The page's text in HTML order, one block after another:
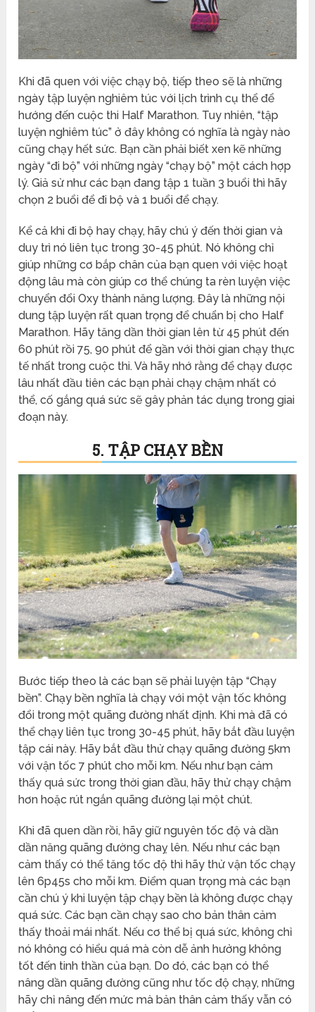
Khi đã quen với việc chạy bộ, tiếp theo sẽ là những
ngày tập luyện nghiêm túc với lịch trình cụ thể để
hướng đến cuộc thi Half Marathon. Tuy nhiên, “tập
luyện nghiêm túc” ở đây không có nghĩa là ngày nào
cũng chạy hết sức. Bạn cần phải biết xen kẽ những
ngày “đi bộ” với những ngày “chạy bộ” một cách hợp
lý. Giả sử như các bạn đang tập 1 tuần 3 buổi thì hãy
chọn 2 buổi để đi bộ và 1 buổi để chạy.
Kể cả khi đi bộ hay chạy, hãy chú ý đến thời gian và
duy trì nó liên tục trong 30-45 phút. Nó không chỉ
giúp những cơ bắp chân của bạn quen với việc hoạt
động lâu mà còn giúp cơ thể chúng ta rèn luyện việc
chuyển đổi Oxy thành năng lượng. Đây là những nội
dung tập luyện rất quan trọng để chuẩn bị cho Half
Marathon. Hãy tăng dần thời gian lên từ 45 phút đến
60 phút rồi 75, 90 phút để gần với thời gian chạy thực
tế nhất trong cuộc thi. Và hãy nhớ rằng để chạy được
lâu nhất đầu tiên các bạn phải chạy chậm nhất có
thể, cố gắng quá sức sẽ gây phản tác dụng trong giai
đoạn này.
5. TẬP CHẠY BỀN
Bước tiếp theo là các bạn sẽ phải luyện tập “Chạy
bền”. Chạy bền nghĩa là chạy với một vận tốc không
đổi trong một quãng đường nhất định. Khi mà đã có
thể chạy liên tục trong 30-45 phút, hãy bắt đầu luyện
tập cái này. Hãy bắt đầu thử chạy quãng đường 5km
với vận tốc 7 phút cho mỗi km. Nếu như bạn cảm
thấy quá sức trong thời gian đầu, hãy thử chạy chậm
hơn hoặc rút ngắn quãng đường lại một chút.
Khi đã quen dần rồi, hãy giữ nguyên tốc độ và dần
dần năng quãng đường chaỵ lên. Nếu như các bạn
cảm thấy có thể tăng tốc độ thì hãy thử vận tốc chạy
lên 6p45s cho mỗi km. Điểm quan trọng mà các bạn
cần chú ý khi luyện tập chạy bền là không được chạy
quá sức. Các bạn cần chạy sao cho bản thân cảm
thấy thoải mái nhất. Nếu cơ thể bị quá sức, không chỉ
nó không có hiểu quá mà còn dễ ảnh hưởng không
tốt đến tinh thần của bạn. Do đó, các bạn có thể
nâng dần quãng đường cũng như tốc độ chạy, những
hãy chỉ nâng đến mức mà bản thân cảm thấy vẫn có